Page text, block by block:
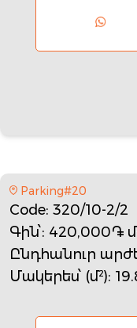
Parking#20
Code: 320/10-2/2
Գին՝: 420,000֏
Ընդհանուր
Մակերես՝ (մ²):